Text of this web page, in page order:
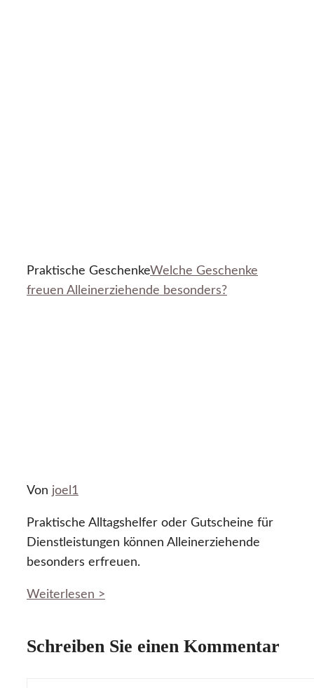
Praktische GeschenkeWelche Geschenke
freuen Alleinerziehende besonders?
Von joel1
Praktische Alltagshelfer oder Gutscheine für
Dienstleistungen können Alleinerziehende
besonders erfreuen.
Weiterlesen >
Schreiben Sie einen Kommentar